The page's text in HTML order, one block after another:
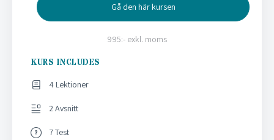
Gå den här kursen
995:- exkl. moms
KURS INCLUDES
4 Lektioner
2 Avsnitt
7 Test